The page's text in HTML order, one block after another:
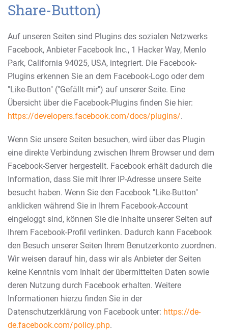
Share-Button)
Auf unseren Seiten sind Plugins des sozialen Netzwerks
Facebook, Anbieter Facebook Inc., 1 Hacker Way, Menlo
Park, California 94025, USA, integriert. Die Facebook-
Plugins erkennen Sie an dem Facebook-Logo oder dem
"Like-Button" ("Gefällt mir") auf unserer Seite. Eine
Übersicht über die Facebook-Plugins finden Sie hier:
https://developers.facebook.com/docs/plugins/.
Wenn Sie unsere Seiten besuchen, wird über das Plugin
eine direkte Verbindung zwischen Ihrem Browser und dem
Facebook-Server hergestellt. Facebook erhält dadurch die
Information, dass Sie mit Ihrer IP-Adresse unsere Seite
besucht haben. Wenn Sie den Facebook "Like-Button"
anklicken während Sie in Ihrem Facebook-Account
eingeloggt sind, können Sie die Inhalte unserer Seiten auf
Ihrem Facebook-Profil verlinken. Dadurch kann Facebook
den Besuch unserer Seiten Ihrem Benutzerkonto zuordnen.
Wir weisen darauf hin, dass wir als Anbieter der Seiten
keine Kenntnis vom Inhalt der übermittelten Daten sowie
deren Nutzung durch Facebook erhalten. Weitere
Informationen hierzu finden Sie in der
Datenschutzerklärung von Facebook unter: https://de-
de.facebook.com/policy.php.